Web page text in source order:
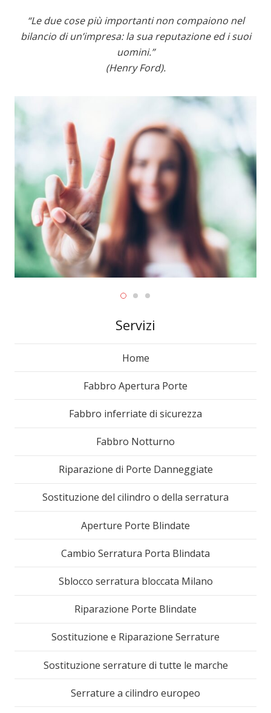
“Le due cose più importanti non compaiono nel
bilancio di un’impresa: la sua reputazione ed i suoi
uomini.”
(Henry Ford).
Servizi
Home
Fabbro Apertura Porte
Fabbro inferriate di sicurezza
Fabbro Notturno
Riparazione di Porte Danneggiate
Sostituzione del cilindro o della serratura
Aperture Porte Blindate
Cambio Serratura Porta Blindata
Sblocco serratura bloccata Milano
Riparazione Porte Blindate
Sostituzione e Riparazione Serrature
Sostituzione serrature di tutte le marche
Serrature a cilindro europeo